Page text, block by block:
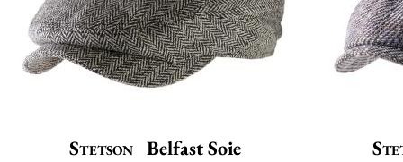
Stetson Belfast Soie